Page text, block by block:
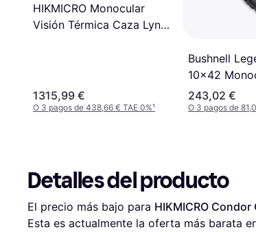
HIKMICRO Monocular
Visión Térmica Caza Lynx
1315,99 €
O 3 pagos de 438,66 € TAE 0%¹
Bushnell
10x42
243,02 €
O 3 pagos de
Detalles del producto
El precio más bajo para HIKMICRO
Esta es actualmente la oferta más barata